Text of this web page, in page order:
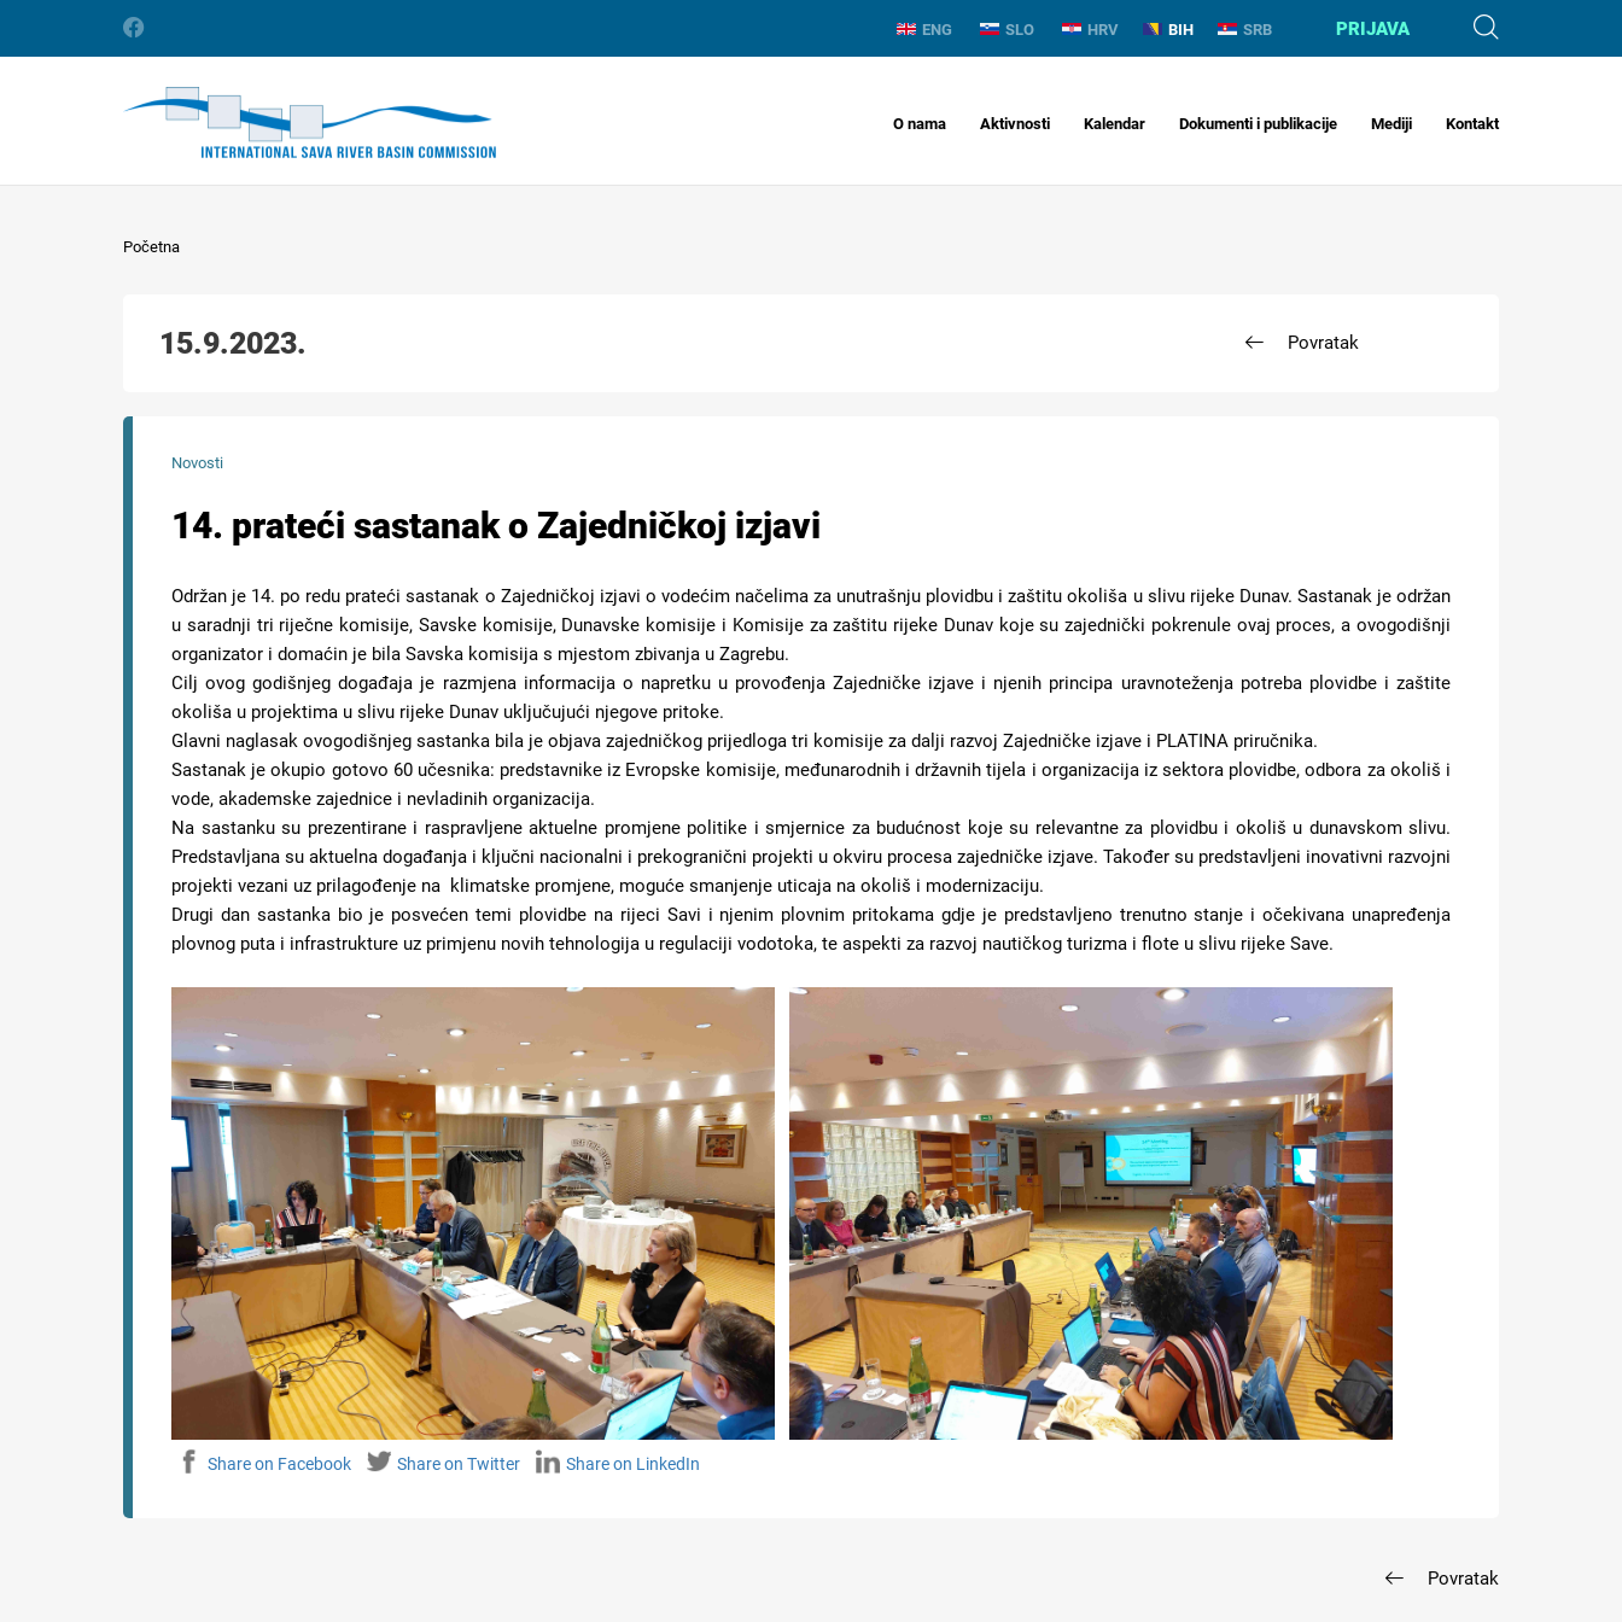
ENG SLO HRV BIH SRB PRIJAVA
O nama Aktivnosti Kalendar Dokumenti i publikacije Mediji Kontakt
Početna
15.9.2023. Povratak
Novosti
14. prateći sastanak o Zajedničkoj izjavi
Održan je 14. po redu prateći sastanak o Zajedničkoj izjavi o vodećim načelima za unutrašnju plovidbu i zaštitu okoliša u slivu rijeke Dunav. Sastanak je održan
u saradnji tri riječne komisije, Savske komisije, Dunavske komisije i Komisije za zaštitu rijeke Dunav koje su zajednički pokrenule ovaj proces, a ovogodišnji
organizator i domaćin je bila Savska komisija s mjestom zbivanja u Zagrebu.
Cilj ovog godišnjeg događaja je razmjena informacija o napretku u provođenja Zajedničke izjave i njenih principa uravnoteženja potreba plovidbe i zaštite
okoliša u projektima u slivu rijeke Dunav uključujući njegove pritoke.
Glavni naglasak ovogodišnjeg sastanka bila je objava zajedničkog prijedloga tri komisije za dalji razvoj Zajedničke izjave i PLATINA priručnika.
Sastanak je okupio gotovo 60 učesnika: predstavnikе iz Evropske komisije, međunarodnih i državnih tijela i organizacija iz sektora plovidbe, odbora za okoliš i
vode, akademske zajednice i nevladinih organizacija.
Na sastanku su prezentirane i raspravljene aktuelne promjene politike i smjernice za budućnost koje su relevantne za plovidbu i okoliš u dunavskom slivu.
Predstavljana su aktuelna događanja i ključni nacionalni i prekogranični projekti u okviru procesa zajedničke izjave. Također su predstavljeni inovativni razvojni
projekti vezani uz prilagođenje na klimatske promjene, moguće smanjenje uticaja na okoliš i modernizaciju.
Drugi dan sastanka bio je posvećen temi plovidbe na rijeci Savi i njenim plovnim pritokama gdje je predstavljeno trenutno stanje i očekivana unapređenja
plovnog puta i infrastrukture uz primjenu novih tehnologija u regulaciji vodotoka, te aspekti za razvoj nautičkog turizma i flote u slivu rijeke Save.
Share on Facebook Share on Twitter Share on LinkedIn
Povratak